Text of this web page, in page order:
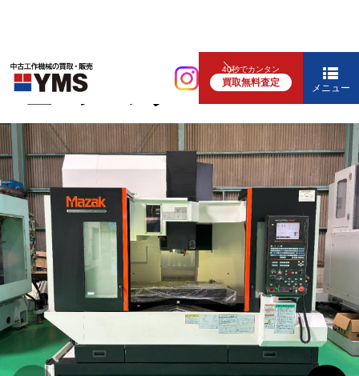
40秒でカンタン
買取無料査定 メニュー
マシニング
#5立マシニング